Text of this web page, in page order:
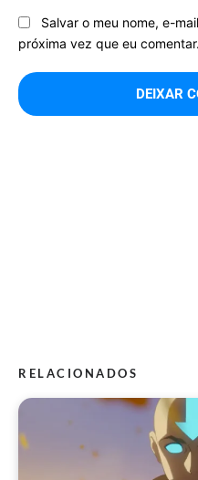
Salvar o meu nome, e-
próxima vez que eu comentar.
RELACIONADOS